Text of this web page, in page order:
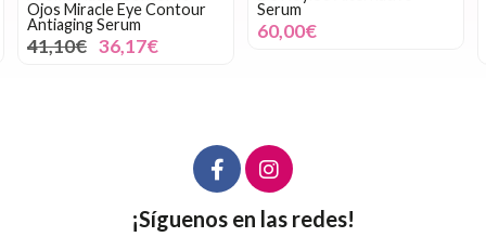
Ojos Miracle Eye Contour
Antiaging Serum
41,10€ 36,17€
Serum
60,00€
¡Síguenos en las redes!